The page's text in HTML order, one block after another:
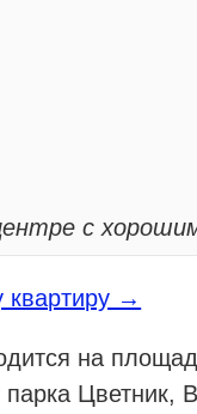
с
квартиру →
на
Цветник,